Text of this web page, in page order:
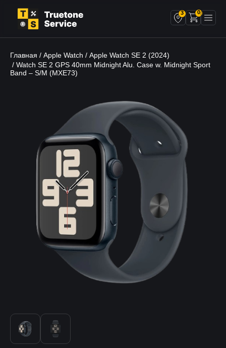
3 0
Главная / Apple Watch / Apple Watch SE 2 (2024)
/ Watch SE 2 GPS 40mm Midnight Alu. Case w. Midnight Sport
Band – S/M (MXE73)